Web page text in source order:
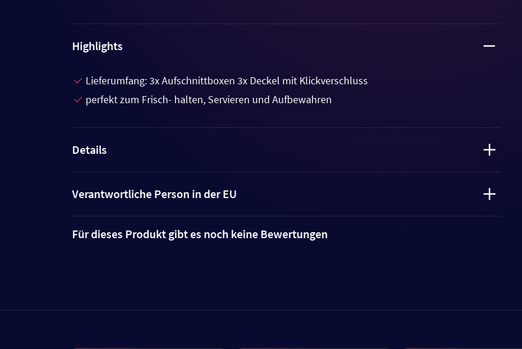
Highlights
Lieferumfang: 3x Aufschnittboxen 3x Deckel mit Klickverschluss
perfekt zum Frisch- halten, Servieren und Aufbewahren
Details
Verantwortliche Person in der EU
Für dieses Produkt gibt es noch keine Bewertungen